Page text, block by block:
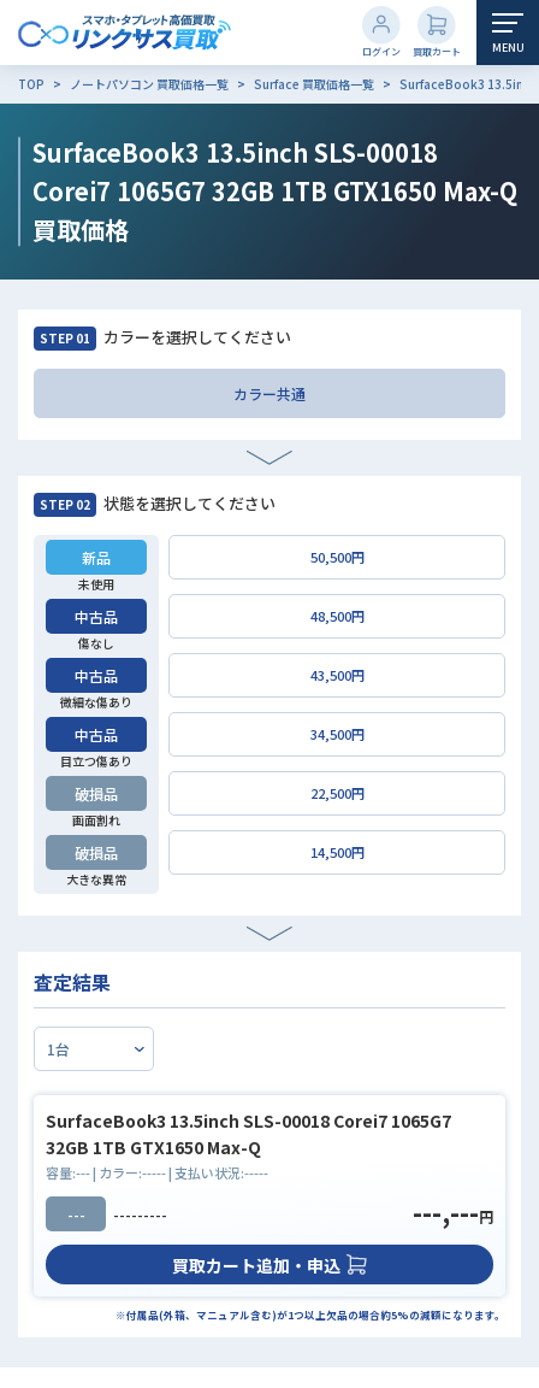
買取カート
ログイン MENU
TOP ノートパソコン 買取価格一覧 Surface 買取価格一覧 SurfaceBook3 13.5inch
SurfaceBook3 13.5inch SLS-00018
Corei7 1065G7 32GB 1TB GTX1650 Max-Q
買取価格
STEP 01 カラーを選択してください
カラー共通
STEP 02 状態を選択してください
新品
未使用
中古品
傷なし
中古品
微細な傷あり
中古品
目立つ傷あり
破損品
画面割れ
破損品
大きな異常
50,500円
48,500円
43,500円
34,500円
22,500円
14,500円
査定結果
SurfaceBook3 13.5inch SLS-00018 Corei7 1065G7
32GB 1TB GTX1650 Max-Q
容量:---| カラー:-----| 支払い状況:-----
--- --------- ---,---円
買取カート追加・申込
※付属品(外箱、マニュアル含む)が1つ以上欠品の場合約5%の減額になります。